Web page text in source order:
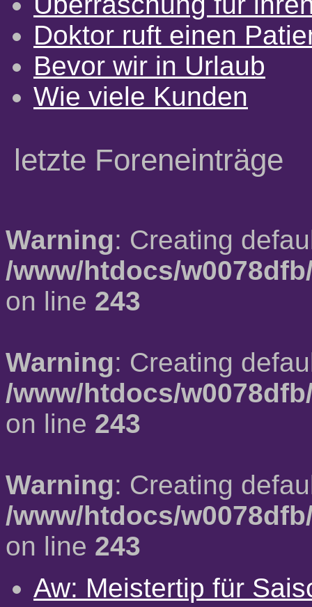
Doktor ruft einen
Bevor wir in Urlaub
Wie viele Kunden
letzte Foreneinträge
Warning: Creating
/www/htdocs/
on line 243
Warning: Creating
/www/htdocs/
on line 243
Warning: Creating
/www/htdocs/
on line 243
Aw: Meistertip für